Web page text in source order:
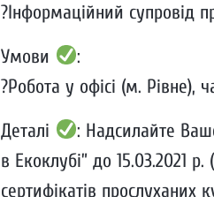
?Інформаційний супровід
Умови
:
?Робота у офісі (м. Рівне),
Деталі
: Надсилайте
в Екоклубі” до 15.03.2021
сертифікатів прослуханих